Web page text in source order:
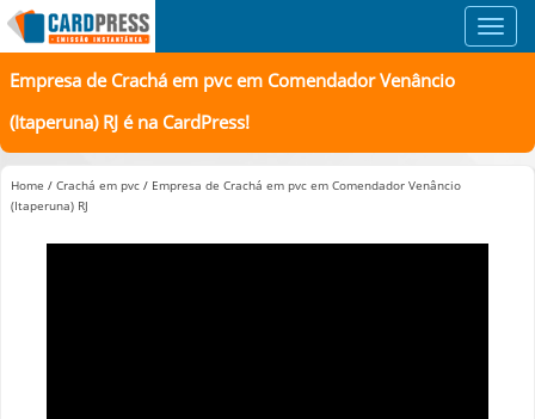
Empresa de Crachá em pvc em Comendador Venâncio
(Itaperuna) RJ é na CardPress!
Home / Crachá em pvc / Empresa de Crachá em pvc em Comendador Venâncio
(Itaperuna) RJ